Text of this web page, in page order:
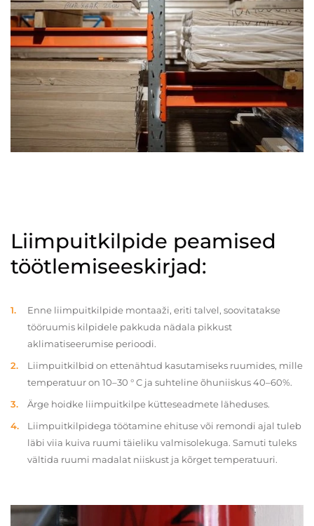
Liimpuitkilpide peamised
töötlemiseeskirjad:
Enne liimpuitkilpide montaaži, eriti talvel, soovitatakse
tööruumis kilpidele pakkuda nädala pikkust
aklimatiseerumise perioodi.
Liimpuitkilbid on ettenähtud kasutamiseks ruumides, mille
temperatuur on 10–30 ° C ja suhteline õhuniiskus 40–60%.
Ärge hoidke liimpuitkilpe kütteseadmete läheduses.
Liimpuitkilpidega töötamine ehituse või remondi ajal tuleb
läbi viia kuiva ruumi täieliku valmisolekuga. Samuti tuleks
vältida ruumi madalat niiskust ja kõrget temperatuuri.